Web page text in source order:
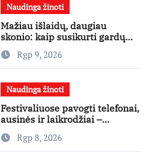
Naudinga žinoti
Mažiau išlaidų, daugiau
skonio: kaip susikurti gardų
pikniką iš vos kelių produktų
Rgp 9, 2026
Naudinga žinoti
Festivaliuose pavogti telefonai,
ausinės ir laikrodžiai –
ekspertai primena apie
didžiausias finansines rizikas
Rgp 8, 2026